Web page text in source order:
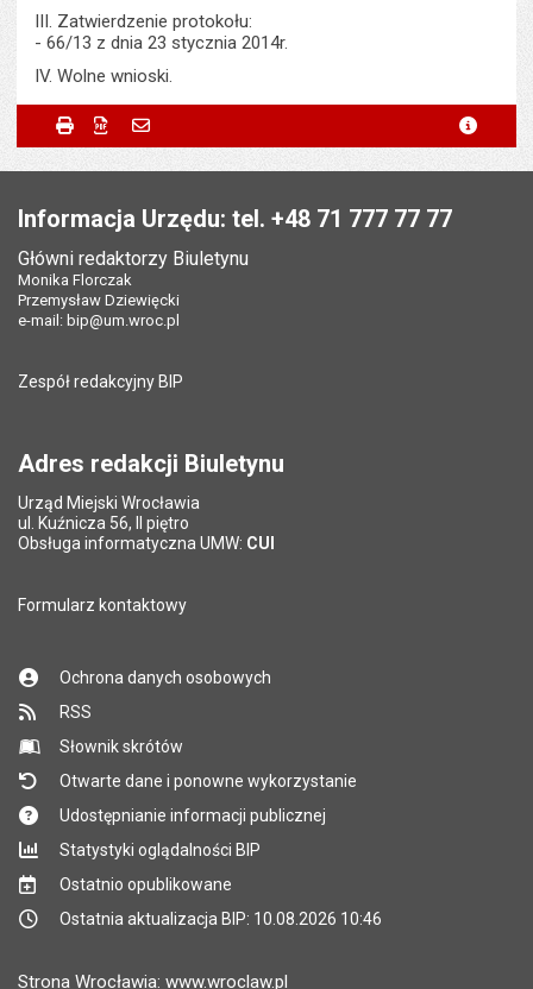
III. Zatwierdzenie protokołu:
- 66/13 z dnia 23 stycznia 2014r.
IV. Wolne wnioski.
Metryczka
Podmiot udostępniający:
Urząd Miejski Wrocławia
Opublikował w BIP:
Data opublikowania:
Powiadom znajomego
Powiadom znajomego
Twoje imię i nazwisko
Twój adres e-mail Pole wymagane
Tytuł e-mailaPole wymagane
*
Adres e-mail znajomego
Pytanie antyspamowe
*
Pole wymagane
Drukuj Zapisz do PDF
Informacja Urzędu: tel. +48 71 777 77 77
Główni redaktorzy Biuletynu
Monika Florczak
Przemysław Dziewięcki
e-mail: bip@um.wroc.pl
Zespół redakcyjny BIP
Adres redakcji Biuletynu
Urząd Miejski Wrocławia
ul. Kuźnicza 56, II piętro
Obsługa informatyczna UMW: CUI
Formularz kontaktowy
Ochrona danych osobowych
RSS
Słownik skrótów
Otwarte dane i ponowne wykorzystanie
Udostępnianie informacji publicznej
Statystyki oglądalności BIP
Ostatnio opublikowane
Ostatnia aktualizacja BIP: 10.08.2026 10:46
Strona Wrocławia: www.wroclaw.pl